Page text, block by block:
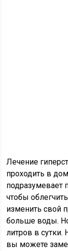
Лечение
проходить в
подразумевает
чтобы
изменить свой
больше воды.
литров в сутки.
вы можете